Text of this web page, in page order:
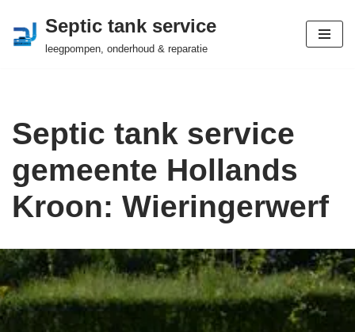
Ga
Septic tank service
leegpompen, onderhoud & reparatie
Septic tank service
gemeente Hollands
Kroon: Wieringerwerf